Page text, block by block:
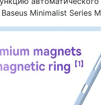
Minimalist Series